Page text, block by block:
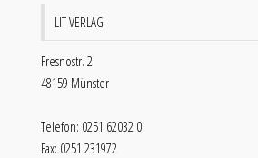
LIT VERLAG
Fresnostr. 2
48159 Münster
Telefon: 0251 62032 0
Fax: 0251 231972